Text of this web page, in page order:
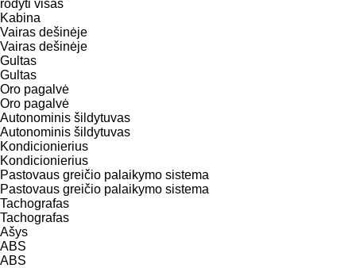
rodyti visas
Kabina
Vairas dešinėje
Vairas dešinėje
Gultas
Gultas
Oro pagalvė
Oro pagalvė
Autonominis šildytuvas
Autonominis šildytuvas
Kondicionierius
Kondicionierius
Pastovaus greičio palaikymo sistema
Pastovaus greičio palaikymo sistema
Tachografas
Tachografas
Ašys
ABS
ABS